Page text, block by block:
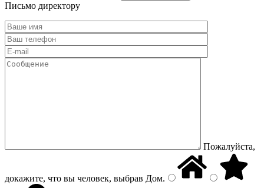
Письмо директору
Пожалуйста,
докажите, что вы человек, выбрав Дом.